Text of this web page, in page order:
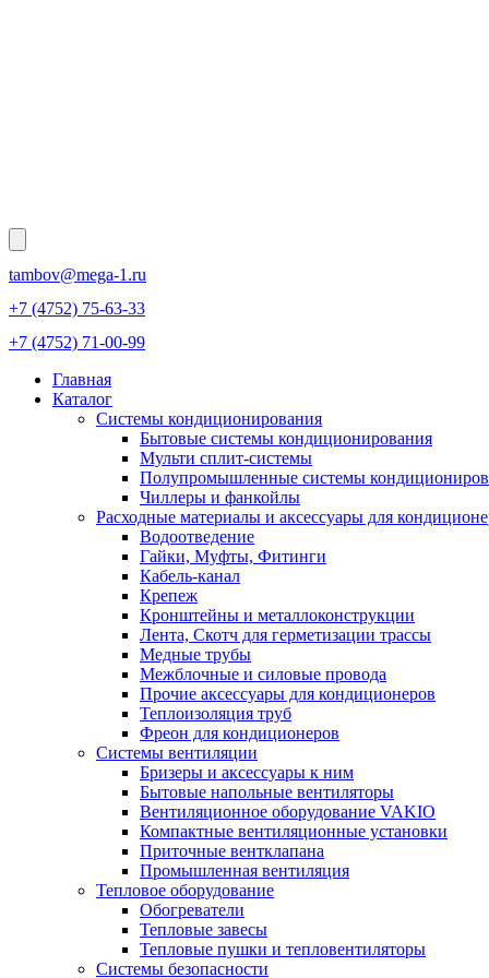
tambov@mega-1.ru
+7 (4752) 75-63-33
+7 (4752) 71-00-99
Главная
Каталог
Системы кондиционирования
Бытовые системы кондиционирования
Мульти сплит-системы
Полупромышленные системы
Чиллеры и фанкойлы
Расходные материалы и аксессуары для
Водоотведение
Гайки, Муфты, Фитинги
Кабель-канал
Крепеж
Кронштейны и металлоконструкции
Лента, Скотч для герметизации трассы
Медные трубы
Межблочные и силовые провода
Прочие аксессуары для кондиционеров
Теплоизоляция труб
Фреон для кондиционеров
Системы вентиляции
Бризеры и аксессуары к ним
Бытовые напольные вентиляторы
Вентиляционное оборудование VAKIO
Компактные вентиляционные установки
Приточные вентклапана
Промышленная вентиляция
Тепловое оборудование
Обогреватели
Тепловые завесы
Тепловые пушки и тепловентиляторы
Системы безопасности